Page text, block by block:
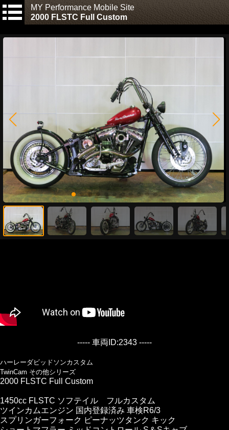
MY Performance Mobile Site
2000 FLSTC Full Custom
----- 車両ID:2343 -----
ハーレーダビッドソンカスタム
TwinCam その他シリーズ
2000 FLSTC Full Custom
1450cc FLSTC ソフテイル フルカスタム
ツインカムエンジン 国内登録済み 車検R6/3
スプリンガーフォーク ピーナッツタンク キック